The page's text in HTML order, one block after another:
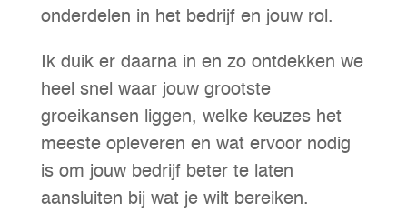
onderdelen in het bedrijf en jouw rol.
Ik duik er daarna in en zo ontdekken we
heel snel waar jouw grootste
groeikansen liggen, welke keuzes het
meeste opleveren en wat ervoor nodig
is om jouw bedrijf beter te laten
aansluiten bij wat je wilt bereiken.